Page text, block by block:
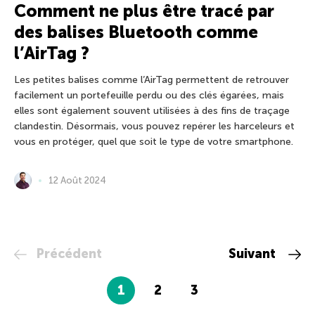
Comment ne plus être tracé par
des balises Bluetooth comme
l’AirTag ?
Les petites balises comme l’AirTag permettent de retrouver
facilement un portefeuille perdu ou des clés égarées, mais
elles sont également souvent utilisées à des fins de traçage
clandestin. Désormais, vous pouvez repérer les harceleurs et
vous en protéger, quel que soit le type de votre smartphone.
12 Août 2024
Précédent
1 2 3
Suivant